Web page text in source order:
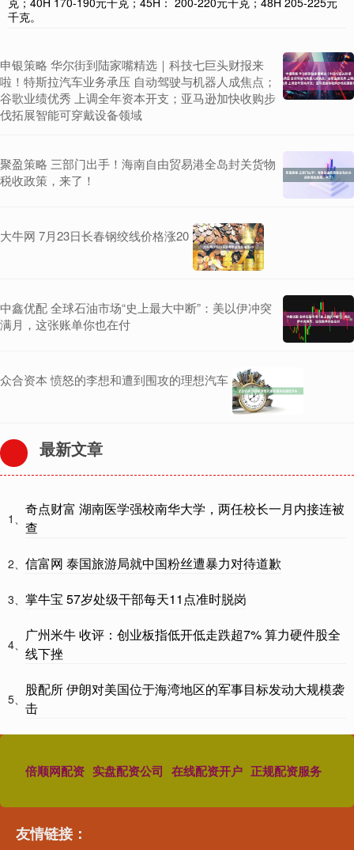
千克。
申银策略 华尔街到陆家嘴精选｜科技七巨头财报来
啦！特斯拉汽车业务承压 自动驾驶与机器人成焦点；
谷歌业绩优秀 上调全年资本开支；亚马逊加快收购步
伐拓展智能可穿戴设备领域
聚盈策略 三部门出手！海南自由贸易港全岛封关货物
税收政策，来了！
大牛网 7月23日长春钢绞线价格涨20
中鑫优配 全球石油市场“史上最大中断”：美以伊冲突
满月，这张账单你也在付
众合资本 愤怒的李想和遭到围攻的理想汽车
最新文章
1、
奇点财富 湖南医学强校南华大学，两任校长一月内接连被
查
2、 信富网 泰国旅游局就中国粉丝遭暴力对待道歉
3、 掌牛宝 57岁处级干部每天11点准时脱岗
4、
广州米牛 收评：创业板指低开低走跌超7% 算力硬件股全
线下挫
5、
股配所 伊朗对美国位于海湾地区的军事目标发动大规模袭
击
倍顺网配资 实盘配资公司 在线配资开户 正规配资服务
友情链接：